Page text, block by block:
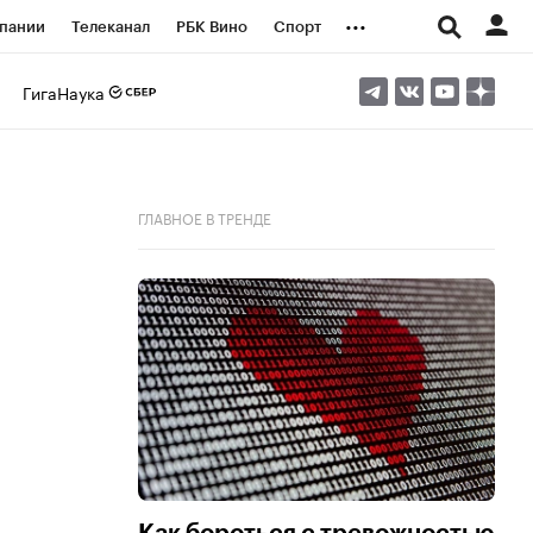
Телеканал РБК Вино Спорт ...
ГигаНаука
ГЛАВНОЕ В ТРЕНДЕ